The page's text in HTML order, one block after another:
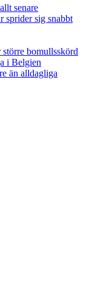
senare
sprider sig snabbt
bomullsskörd
i Belgien
än alldagliga